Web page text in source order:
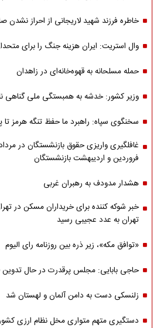
خاطره فرزند شهید لاریجانی از احراز
وال استریت: ایران هزینه جنگ را برای
حمله مسلحانه به قهوه‌خانه‌ای در زاهدان
وزیر کشور: خدشه به همبستگی ملی گناهی
سخنگوی سپاه: راهبرد ما حفظ تنگه هرمز
غافلگیری واریزی حقوق بازنشستگان در
فروردین و اردیبهشت بازنشستگان
هشدار مدودف به رهبران غربی
خبر شوکه کننده برای خریداران مسکن در
تهران به عدد عجیبی رسید
«توافق مکه»، زیر ذره بین روزنامه رای الیوم
حاجی بابایی: مجلس پرقدرت در حال تدوین
زلنسکی دست به دامن آلمان و لهستان شد
دستگیری متهم متواری مخل نظام ارزی کشور